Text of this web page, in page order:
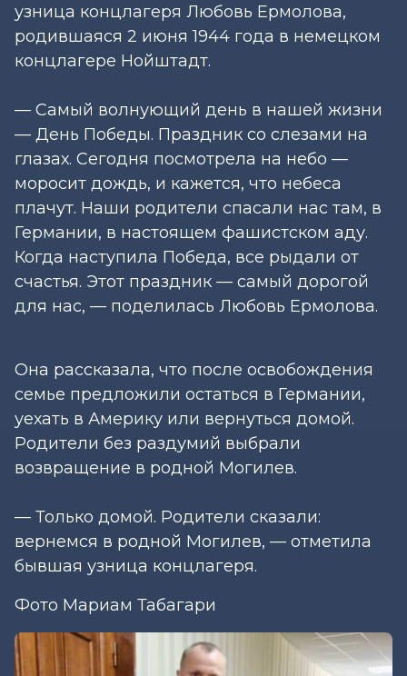
узница концлагеря Любовь Ермолова,
родившаяся 2 июня 1944 года в немецком
концлагере Нойштадт.
— Самый волнующий день в нашей жизни
— День Победы. Праздник со слезами на
глазах. Сегодня посмотрела на небо —
моросит дождь, и кажется, что небеса
плачут. Наши родители спасали нас там, в
Германии, в настоящем фашистском аду.
Когда наступила Победа, все рыдали от
счастья. Этот праздник — самый дорогой
для нас, — поделилась Любовь Ермолова.
Она рассказала, что после освобождения
семье предложили остаться в Германии,
уехать в Америку или вернуться домой.
Родители без раздумий выбрали
возвращение в родной Могилев.
— Только домой. Родители сказали:
вернемся в родной Могилев, — отметила
бывшая узница концлагеря.
Фото Мариам Табагари